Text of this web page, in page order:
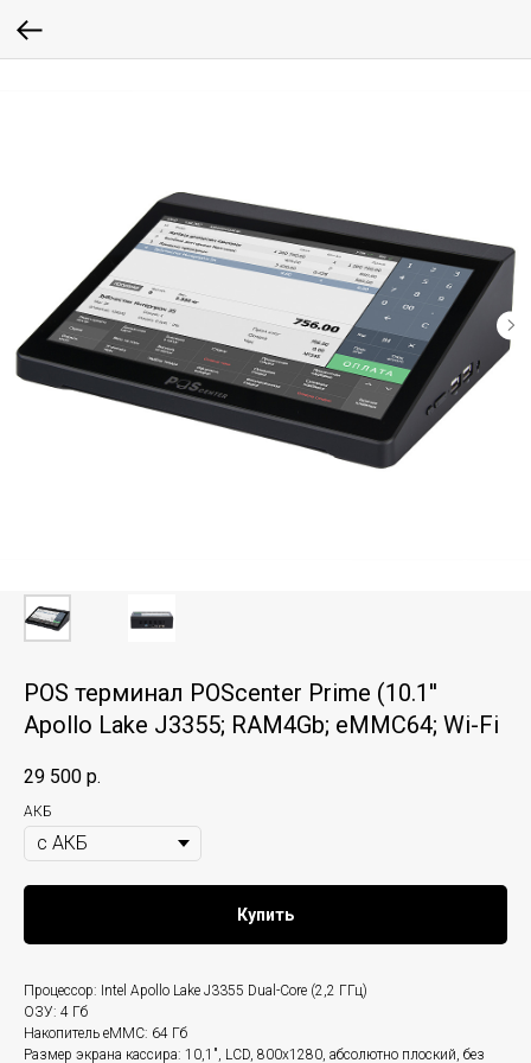
POS терминал POScenter Prime (10.1''
Apollo Lake J3355; RAM4Gb; eMMC64; Wi-Fi
29 500 р.
АКБ
Купить
Процессор: Intel Apollo Lake J3355 Dual-Core (2,2 ГГц)
ОЗУ: 4 Гб
Накопитель eMMC: 64 Гб
Размер экрана кассира: 10,1", LCD, 800х1280, абсолютно плоский, без